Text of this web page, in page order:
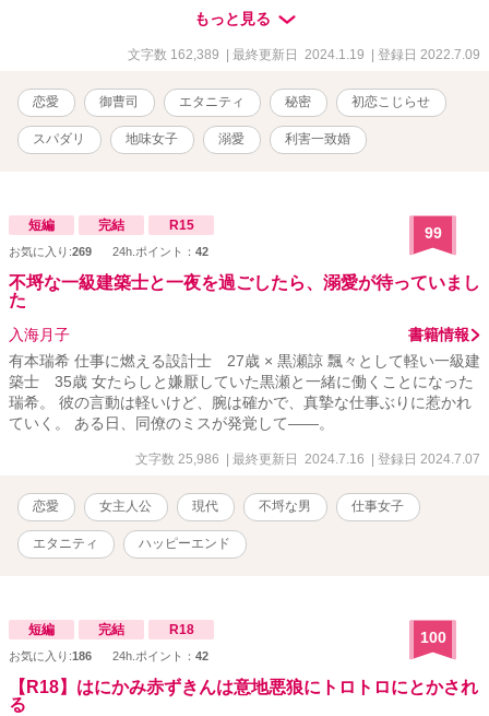
甘く淫らな一夜から、全てははじまる.⁠｡⁠*⁠♡ だけど、はじまった毎夜
甘く求められる新婚生活で、彼に秘密があることを知って――。
え……？ 好きな人がいる……？ ――利害一致というのは、誰かの代
箇所は『✽』マークがついております。 ■2022/7月 エタニティラン
キング１位ありがとうございました🙏 ※掲載中の番外編「さえちゃ
んのおねがい」と「さえちゃんの初恋？」については、書籍化前に
書いたものです。書籍版との多少のズレがあるかと思いますが、ご
もっと見る
文字数 162,389 | 最終更新日 2024.1.19 | 登録日 2022.7.09
恋愛 御曹司 エタニティ 秘密 初恋こじらせ
スパダリ 地味女子 溺愛 利害一致婚
短編 完結 R15
お気に入り:269 24h.ポイント： 42
99
不埒な一級建築士と一夜を過ごしたら、溺愛が待っていまし
た
入海月子
書籍情報
有本瑞希 仕事に燃える設計士 27歳 × 黒瀬諒 飄々として軽い一級建
築士 35歳 女たらしと嫌厭していた黒瀬と一緒に働くことになった
瑞希。 彼の言動は軽いけど、腕は確かで、真摯な仕事ぶりに惹かれ
ていく。 ある日、同僚のミスが発覚して――。
文字数 25,986 | 最終更新日 2024.7.16 | 登録日 2024.7.07
恋愛 女主人公 現代 不埒な男 仕事女子
エタニティ ハッピーエンド
短編 完結 R18
お気に入り:186 24h.ポイント： 42
100
【R18】はにかみ赤ずきんは意地悪狼にトロトロにとかされ
る